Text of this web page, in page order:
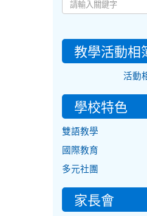
教學活動相
活動
學校特色
雙語教學
國際教育
多元社團
家長會